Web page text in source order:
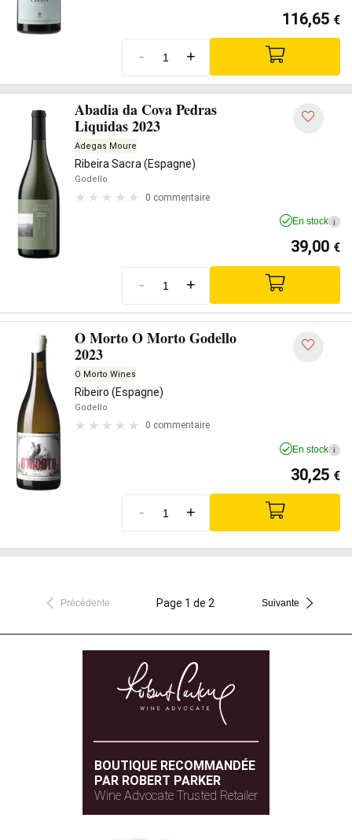
116,65 €
- +
Abadia da Cova Pedras
Liquidas 2023
Adegas Moure
Ribeira Sacra (Espagne)
Godello
0 commentaire
En stock i
39,00 €
- +
O Morto O Morto Godello
2023
O Morto Wines
Ribeiro (Espagne)
Godello
0 commentaire
En stock i
30,25 €
- +
Précédente Page 1 de 2 Suivante
BOUTIQUE RECOMMANDÉE
PAR ROBERT PARKER
Wine Advocate Trusted Retailer